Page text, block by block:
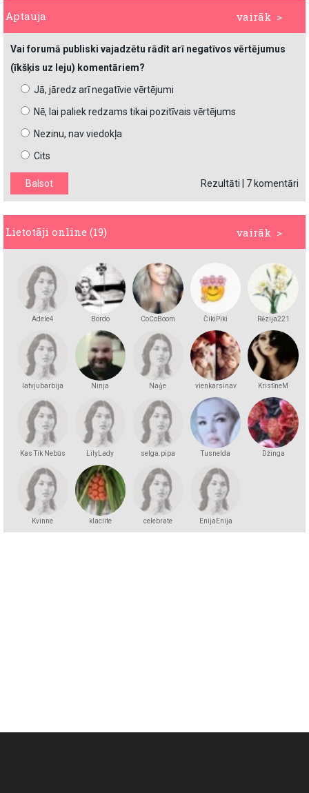
vairāk >
Aptauja
Vai forumā publiski vajadzētu rādīt arī negatīvos vērtējumus
(īkšķis uz leju) komentāriem?
Jā, jāredz arī negatīvie vērtējumi
Nē, lai paliek redzams tikai pozitīvais vērtējums
Nezinu, nav viedokļa
Cits
Rezultāti 7 komentāri
vairāk >
Lietotāji online (19)
Adele4 Bordo CoCoBoom ČikiPiki Rēzija221
latvjubarbija Ninja Naģe vienkarsinav KristīneM
Kas Tik Nebūs LilyLady selga.pipa Tusnelda Džinga
Kvinne klaciite celebrate EnijaEnija